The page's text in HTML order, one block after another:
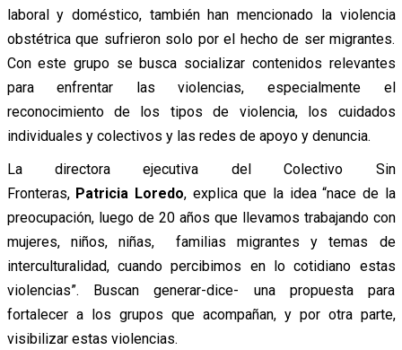
laboral y doméstico, también han mencionado la violencia
obstétrica que sufrieron solo por el hecho de ser migrantes.
Con este grupo se busca socializar contenidos relevantes
para enfrentar las violencias, especialmente el
reconocimiento de los tipos de violencia, los cuidados
individuales y colectivos y las redes de apoyo y denuncia.
La directora ejecutiva del Colectivo Sin
Fronteras, Patricia Loredo, explica que la idea “nace de la
preocupación, luego de 20 años que llevamos trabajando con
mujeres, niños, niñas, familias migrantes y temas de
interculturalidad, cuando percibimos en lo cotidiano estas
violencias”. Buscan generar-dice- una propuesta para
fortalecer a los grupos que acompañan, y por otra parte,
visibilizar estas violencias.